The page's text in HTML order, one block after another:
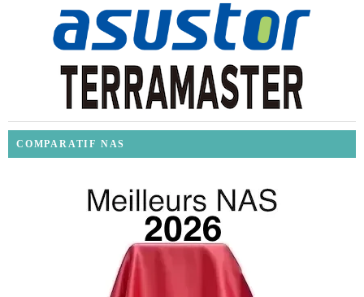
COMPARATIF NAS